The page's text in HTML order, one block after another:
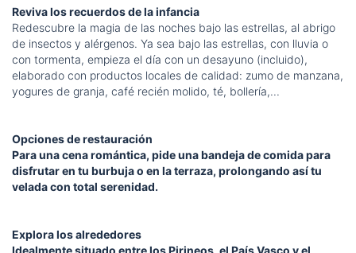
Reviva los recuerdos de la infancia
Redescubre la magia de las noches bajo las estrellas, al abrigo
de insectos y alérgenos. Ya sea bajo las estrellas, con lluvia o
con tormenta, empieza el día con un desayuno (incluido),
elaborado con productos locales de calidad: zumo de manzana,
yogures de granja, café recién molido, té, bollería,...
Opciones de restauración
Para una cena romántica, pide una bandeja de comida para
disfrutar en tu burbuja o en la terraza, prolongando así tu
velada con total serenidad.
Explora los alrededores